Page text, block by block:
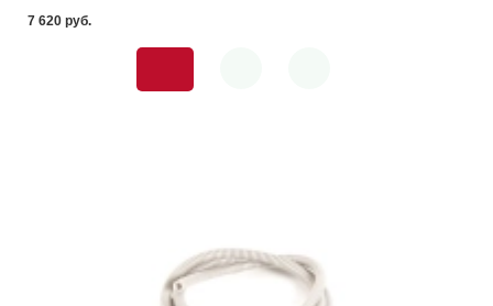
7 620 pуб.